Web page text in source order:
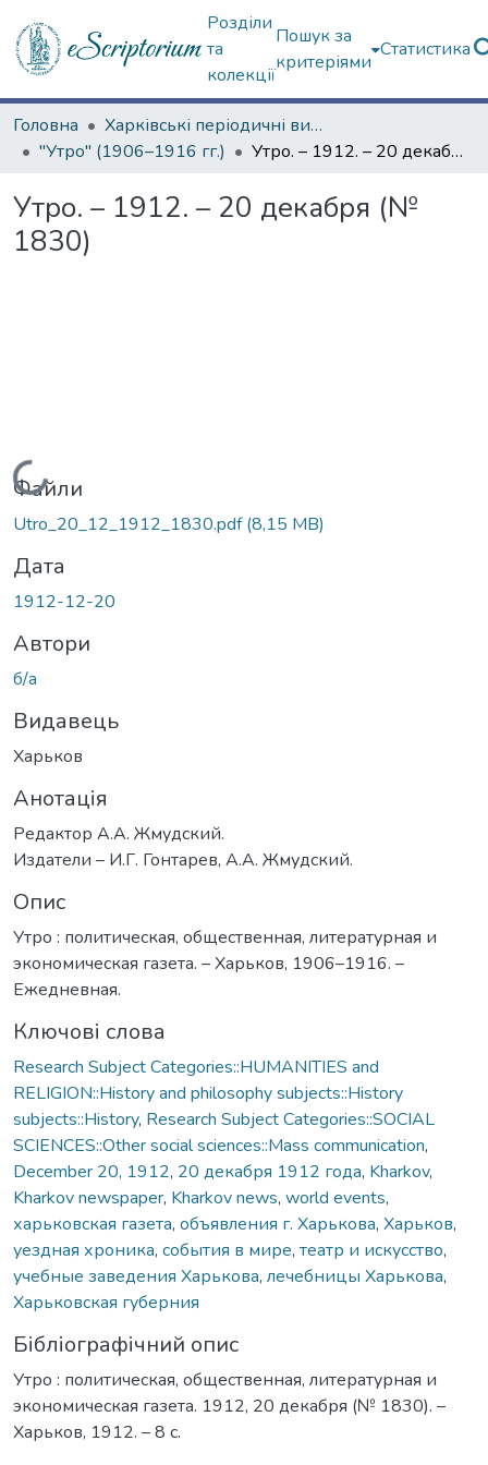
Розділи
та
колекції
Пошук за
критеріями
Статистика
Головна
Харківські періодичні видання
"Утро" (1906–1916 гг.)
Утро. – 1912. – 20 декабря (№ 1830)
Утро. – 1912. – 20 декабря (№
1830)
Вантажиться...
Файли
Utro_20_12_1912_1830.pdf(8,15 MB)
Дата
1912-12-20
Автори
б/а
Видавець
Харьков
Анотація
Редактор А.А. Жмудский.
Издатели – И.Г. Гонтарев, А.А. Жмудский.
Опис
Утро : политическая, общественная, литературная и
экономическая газета. – Харьков, 1906–1916. –
Ежедневная.
Ключові слова
Research Subject Categories::HUMANITIES and
RELIGION::History and philosophy subjects::History
subjects::History, Research Subject Categories::SOCIAL
SCIENCES::Other social sciences::Mass communication,
December 20, 1912, 20 декабря 1912 года, Kharkov,
Kharkov newspaper, Kharkov news, world events,
харьковская газета, объявления г. Харькова, Харьков,
уездная хроника, события в мире, театр и искусство,
учебные заведения Харькова, лечебницы Харькова,
Харьковская губерния
Бібліографічний опис
Утро : политическая, общественная, литературная и
экономическая газета. 1912, 20 декабря (№ 1830). –
Харьков, 1912. – 8 с.